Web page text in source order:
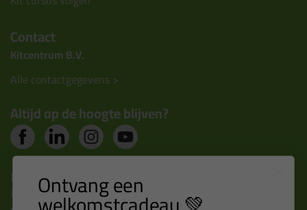
Contact
Kitcentrum B.V.
Alle contactgegevens >
Altijd op de hoogte blijven?
Nieuws, tips en exclusieve deals rechtstreeks in je
inbox Ontvang een